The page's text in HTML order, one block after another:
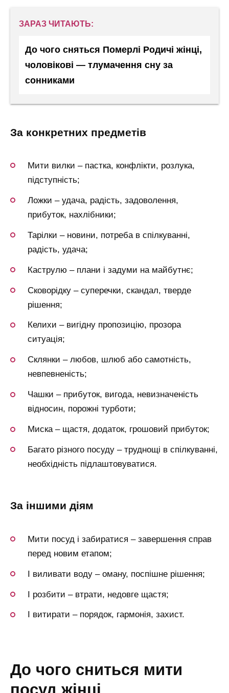
ЗАРАЗ ЧИТАЮТЬ:
До чого сняться Померлі Родичі жінці,
чоловікові — тлумачення сну за
сонниками
за конкретних предметів
Мити вилки – пастка, конфлікти, розлука,
підступність;
Ложки – удача, радість, задоволення,
прибуток, нахлібники;
Тарілки – новини, потреба в спілкуванні,
радість, удача;
Каструлю – плани і задуми на майбутнє;
Сковорідку – суперечки, скандал, тверде
рішення;
Келихи – вигідну пропозицію, прозора
ситуація;
Склянки – любов, шлюб або самотність,
невпевненість;
Чашки – прибуток, вигода, невизначеність
відносин, порожні турботи;
Миска – щастя, додаток, грошовий прибуток;
Багато різного посуду – труднощі в спілкуванні,
необхідність підлаштовуватися.
за іншими діям
Мити посуд і забиратися – завершення справ
перед новим етапом;
І виливати воду – оману, поспішне рішення;
І розбити – втрати, недовге щастя;
І витирати – порядок, гармонія, захист.
до чого сниться мити
посуд жінці